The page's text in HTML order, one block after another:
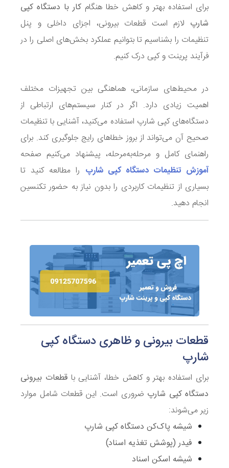
برای استفاده بهتر و کاهش خطا هنگام کار با دستگاه کپی
شارپ لازم است قطعات بیرونی، اجزای داخلی و پنل
تنظیمات را بشناسیم تا بتوانیم عملکرد بخش‌های اصلی را در
فرآیند پرینت و کپی درک کنیم.
در محیط‌های سازمانی، هماهنگی بین تجهیزات مختلف
اهمیت زیادی دارد. اگر در کنار سیستم‌های ارتباطی از
دستگاه‌های کپی شارپ استفاده می‌کنید، آشنایی با تنظیمات
صحیح آن می‌تواند از بروز خطاهای رایج جلوگیری کند. برای
راهنمای کامل و مرحله‌به‌مرحله، پیشنهاد می‌کنیم صفحه
آموزش تنظیمات دستگاه کپی شارپ را مطالعه کنید تا
بسیاری از تنظیمات کاربردی را بدون نیاز به حضور تکنسین
انجام دهید.
قطعات بیرونی و ظاهری دستگاه کپی
شارپ
برای استفاده بهتر و کاهش خطا، آشنایی باقطعات بیرونی
دستگاه کپی شارپ ضروری است. این قطعات شامل موارد
زیر می‌شوند:
شیشه پاک‌کن دستگاه کپی شارپ
فیدر (پوشش تغذیه اسناد)
شیشه اسکن اسناد